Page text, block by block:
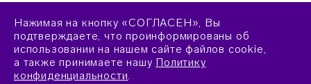
Нажимая на кнопку «СОГЛАСЕН», Вы
подтверждаете, что проинформированы об
использовании на нашем сайте файлов cookie,
а также принимаете нашу Политику
конфиденциальности.